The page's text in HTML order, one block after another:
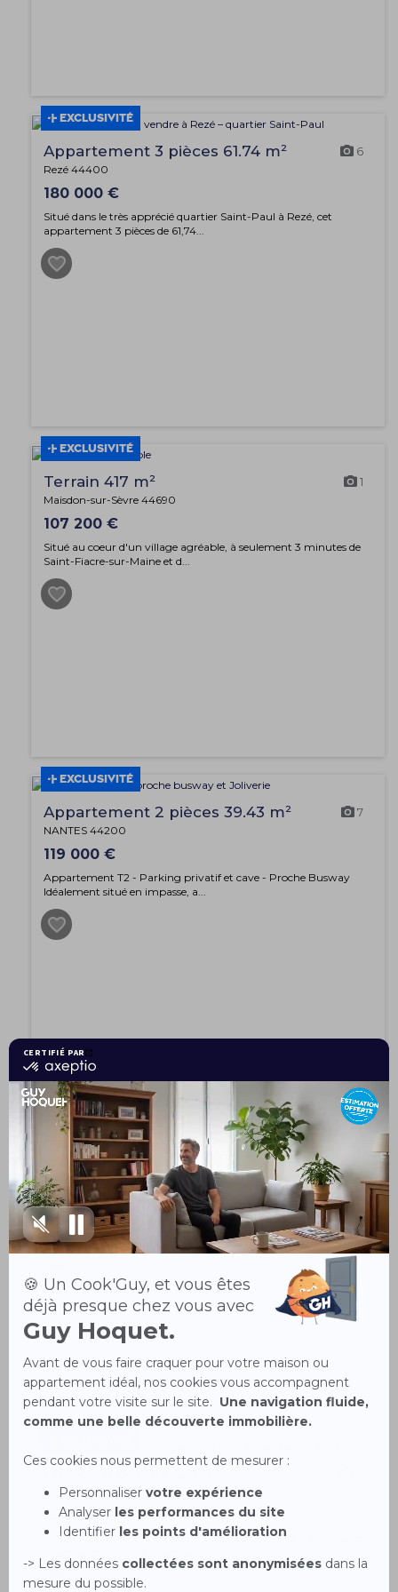
EXCLUSIVITÉ
Appartement 3 pièces 61.74 m² 6
Rezé 44400
180 000 €
Situé dans le très apprécié quartier Saint-Paul à Rezé, cet
appartement 3 pièces de 61,74...
EXCLUSIVITÉ
Terrain 417 m² 1
Maisdon-sur-Sèvre 44690
107 200 €
Situé au coeur d'un village agréable, à seulement 3 minutes de
Saint-Fiacre-sur-Maine et d...
EXCLUSIVITÉ
Appartement 2 pièces 39.43 m² 7
NANTES 44200
119 000 €
Appartement T2 - Parking privatif et cave - Proche Busway
Idéalement situé en impasse, a...
EXCLUSIVITÉ
Maison 7 pièces 209 m²
Vertou 44120
450 000 €
Venez découvrir cette jolie maison de plain-pied à Vertou ! La
pièce de vie d'environ 65...
Maison 6 pièces 126 m²
MACHECOUL SAINT MEME 44270
250 000 €
À vendre : Charmante maison à Machecoul-Saint-Même, accès